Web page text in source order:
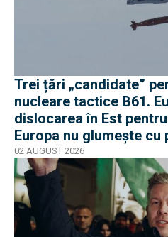
Trei țări „candidate”
nucleare tactice B61.
dislocarea în Est
Europa nu glumește
02 AUGUST 2026